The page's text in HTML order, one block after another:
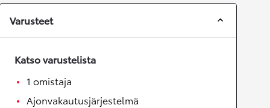
Varusteet
Katso varustelista
1 omistaja
Ajonvakautusjärjestelmä